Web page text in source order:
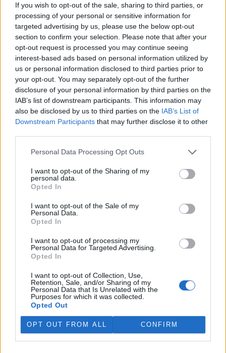
If you wish to opt-out of the sale, sharing to third parties, or
processing of your personal or sensitive information for
targeted advertising by us, please use the below opt-out
section to confirm your selection. Please note that after your
opt-out request is processed you may continue seeing
interest-based ads based on personal information utilized by
us or personal information disclosed to third parties prior to
your opt-out. You may separately opt-out of the further
disclosure of your personal information by third parties on the
IAB’s list of downstream participants. This information may
also be disclosed by us to third parties on the IAB’s List of
Downstream Participants that may further disclose it to other
Personal Data Processing Opt Outs
I want to opt-out of the Sharing of my
personal data.
Opted In
I want to opt-out of the Sale of my
Personal Data.
Opted In
I want to opt-out of processing my
Personal Data for Targeted Advertising.
Opted In
I want to opt-out of Collection, Use,
Retention, Sale, and/or Sharing of my
Personal Data that Is Unrelated with the
Purposes for which it was collected.
Opted Out
OPT OUT FROM ALL CONFIRM
hospodařit s částkou vyšší než jedna miliarda korun.
reklama
tisknout
Online diskuse
Redakce Ekolistu vítá čtenářské názory, komentáře a postřehy. Tím,
že zde publikujete svůj příspěvek, se ale zároveň zavazujete
dodržovatpravidla diskuse. V případě porušení si redakce